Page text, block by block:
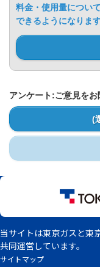
料金・使用量につい
できるようになりま
アンケート:ご意見を
(
サイトマップ
当サイトは東京ガスと東
共同運営しています。